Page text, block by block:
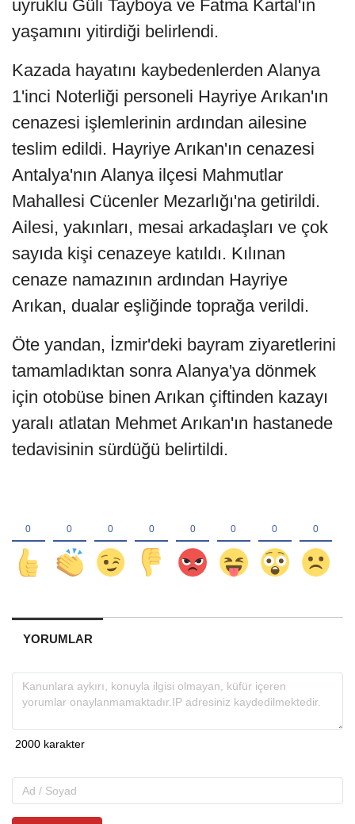
uyruklu Güli Tayboya ve Fatma Kartal'ın
yaşamını yitirdiği belirlendi.
Kazada hayatını kaybedenlerden Alanya
1'inci Noterliği personeli Hayriye Arıkan'ın
cenazesi işlemlerinin ardından ailesine
teslim edildi. Hayriye Arıkan'ın cenazesi
Antalya'nın Alanya ilçesi Mahmutlar
Mahallesi Cücenler Mezarlığı'na getirildi.
Ailesi, yakınları, mesai arkadaşları ve çok
sayıda kişi cenazeye katıldı. Kılınan
cenaze namazının ardından Hayriye
Arıkan, dualar eşliğinde toprağa verildi.
Öte yandan, İzmir'deki bayram ziyaretlerini
tamamladıktan sonra Alanya'ya dönmek
için otobüse binen Arıkan çiftinden kazayı
yaralı atlatan Mehmet Arıkan'ın hastanede
tedavisinin sürdüğü belirtildi.
YORUMLAR